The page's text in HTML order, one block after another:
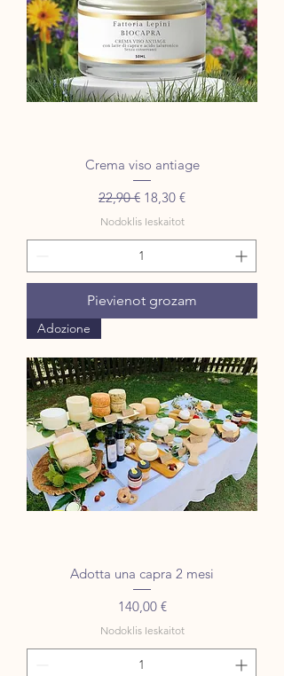
Crema viso antiage
Parastā cena
22,90 € Izpārdošanas cena
18,30 €
Nodoklis Ieskaitot
Pievienot grozam
Adozione
Adotta una capra 2 mesi
Cena
140,00 €
Nodoklis Ieskaitot